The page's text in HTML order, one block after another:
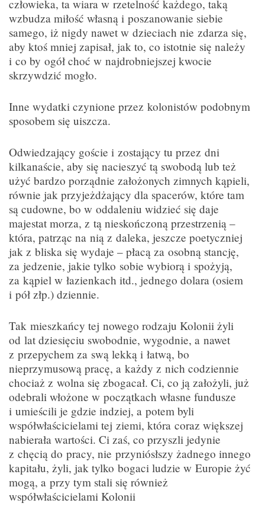
człowieka, ta wiara w rzetelność każdego, taką
wzbudza miłość własną i poszanowanie siebie
samego, iż nigdy nawet w dzieciach nie zdarza się,
aby ktoś mniej zapisał, jak to, co istotnie się należy
i co by ogół choć w najdrobniejszej kwocie
skrzywdzić mogło.
Inne wydatki czynione przez kolonistów podobnym
sposobem się uiszcza.
Odwiedzający goście i zostający tu przez dni
kilkanaście, aby się nacieszyć tą swobodą lub też
użyć bardzo porządnie założonych zimnych kąpieli,
równie jak przyjeżdżający dla spacerów, które tam
są cudowne, bo w oddaleniu widzieć się daje
majestat morza, z tą nieskończoną przestrzenią –
która, patrząc na nią z daleka, jeszcze poetyczniej
jak z bliska się wydaje – płacą za osobną stancję,
za jedzenie, jakie tylko sobie wybiorą i spożyją,
za kąpiel w łazienkach itd., jednego dolara (osiem
i pół złp.) dziennie.
Tak mieszkańcy tej nowego rodzaju Kolonii żyli
od lat dziesięciu swobodnie, wygodnie, a nawet
z przepychem za swą lekką i łatwą, bo
nieprzymusową pracę, a każdy z nich codziennie
chociaż z wolna się zbogacał. Ci, co ją założyli, już
odebrali włożone w początkach własne fundusze
i umieścili je gdzie indziej, a potem byli
współwłaścicielami tej ziemi, która coraz większej
nabierała wartości. Ci zaś, co przyszli jedynie
z chęcią do pracy, nie przyniósłszy żadnego innego
kapitału, żyli, jak tylko bogaci ludzie w Europie żyć
mogą, a przy tym stali się również
współwłaścicielami Kolonii